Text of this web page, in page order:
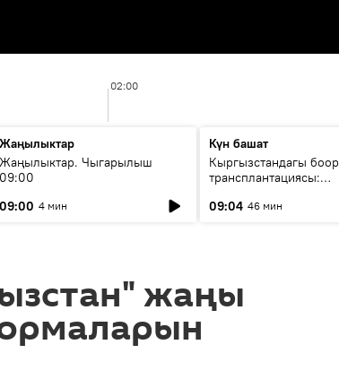
02:00
Жаңылыктар
Жаңылыктар. Чыгарылыш
09:00
09:00 4 мин
Күн башат
Кыргызстандагы боор
трансплантациясы:
келечеги
09:04 46 мин
жаңы